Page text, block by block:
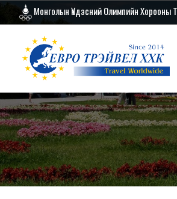
Монголын Үндэсний Олимпийн Хорооны